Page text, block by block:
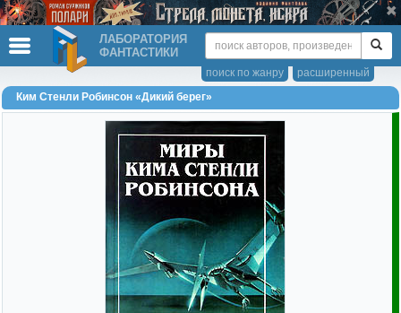
ЛАБОРАТОРИЯ
ФАНТАСТИКИ
расширенный
поиск по жанру
Ким Стенли Робинсон «Дикий берег»